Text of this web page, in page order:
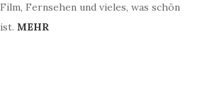
Film, Fernsehen und vieles, was schön
ist. MEHR